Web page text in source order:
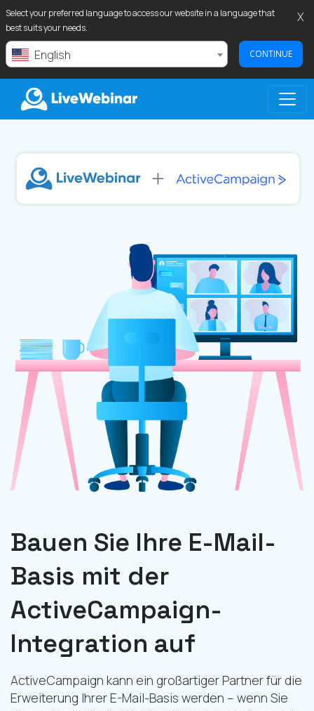
Select your preferred language to access our website in a language that
best suits your needs.
English CONTINUE
X
LIVEWEBINAR.COM
Bauen Sie Ihre E-Mail-
Basis mit der
ActiveCampaign-
Integration auf
ActiveCampaign kann ein großartiger Partner für die
Erweiterung Ihrer E-Mail-Basis werden – wenn Sie